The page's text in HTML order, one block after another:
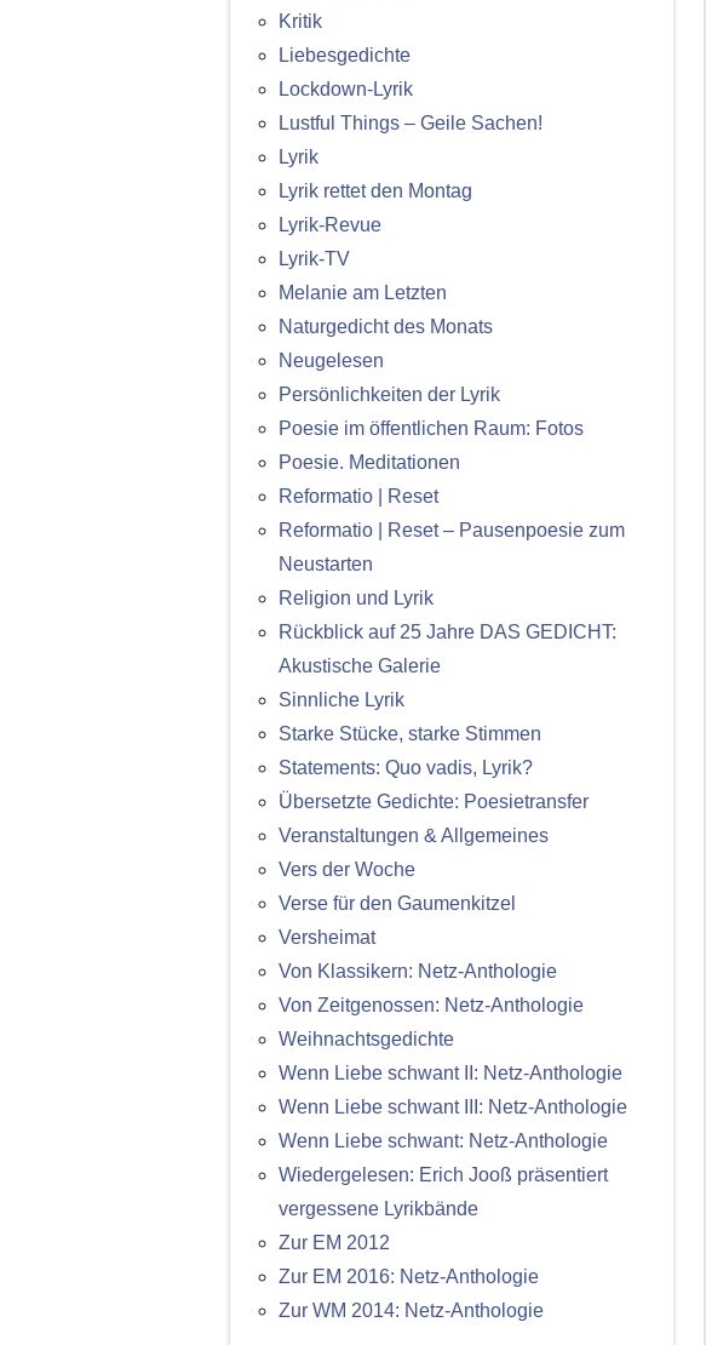
Kritik
Liebesgedichte
Lockdown-Lyrik
Lustful Things – Geile Sachen!
Lyrik
Lyrik rettet den Montag
Lyrik-Revue
Lyrik-TV
Melanie am Letzten
Naturgedicht des Monats
Neugelesen
Persönlichkeiten der Lyrik
Poesie im öffentlichen Raum: Fotos
Poesie. Meditationen
Reformatio | Reset
Reformatio | Reset – Pausenpoesie zum
Neustarten
Religion und Lyrik
Rückblick auf 25 Jahre DAS GEDICHT:
Akustische Galerie
Sinnliche Lyrik
Starke Stücke, starke Stimmen
Statements: Quo vadis, Lyrik?
Übersetzte Gedichte: Poesietransfer
Veranstaltungen & Allgemeines
Vers der Woche
Verse für den Gaumenkitzel
Versheimat
Von Klassikern: Netz-Anthologie
Von Zeitgenossen: Netz-Anthologie
Weihnachtsgedichte
Wenn Liebe schwant II: Netz-Anthologie
Wenn Liebe schwant III: Netz-Anthologie
Wenn Liebe schwant: Netz-Anthologie
Wiedergelesen: Erich Jooß präsentiert
vergessene Lyrikbände
Zur EM 2012
Zur EM 2016: Netz-Anthologie
Zur WM 2014: Netz-Anthologie